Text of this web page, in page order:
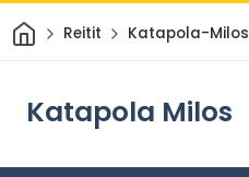
KotiinReitit Katapola-Milos
Katapola Milos